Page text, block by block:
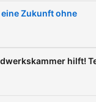
Zukunft ohne
hilft!